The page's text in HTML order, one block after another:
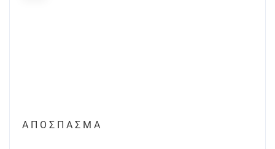
A Π Ο Σ Π Α Σ Μ Α